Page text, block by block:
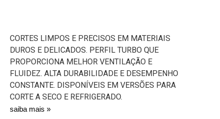
CORTES LIMPOS E PRECISOS EM MATERIAIS
DUROS E DELICADOS. PERFIL TURBO QUE
PROPORCIONA MELHOR VENTILAÇÃO E
FLUIDEZ. ALTA DURABILIDADE E DESEMPENHO
CONSTANTE. DISPONÍVEIS EM VERSÕES PARA
CORTE A SECO E REFRIGERADO.
saiba mais »